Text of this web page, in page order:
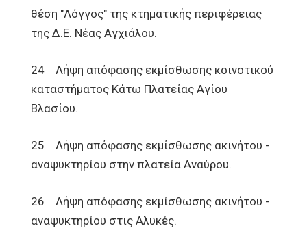
θέση "Λόγγος" της κτηματικής περιφέρειας
της Δ.Ε. Νέας Αγχιάλου.
24 Λήψη απόφασης εκμίσθωσης κοινοτικού
καταστήματος Κάτω Πλατείας Αγίου
Βλασίου.
25 Λήψη απόφασης εκμίσθωσης ακινήτου -
αναψυκτηρίου στην πλατεία Αναύρου.
26 Λήψη απόφασης εκμίσθωσης ακινήτου -
αναψυκτηρίου στις Αλυκές.